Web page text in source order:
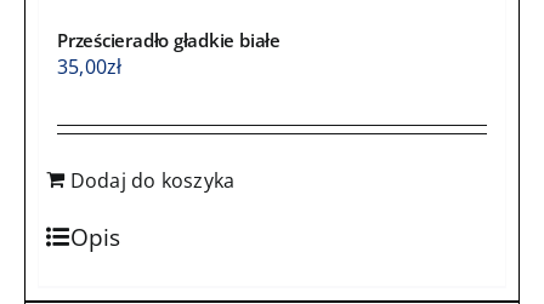
Prześcieradło gładkie białe
35,00zł
Dodaj do koszyka
Opis